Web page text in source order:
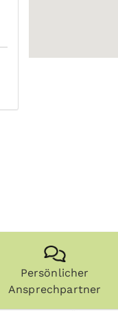
Persönlicher
Ansprechpartner